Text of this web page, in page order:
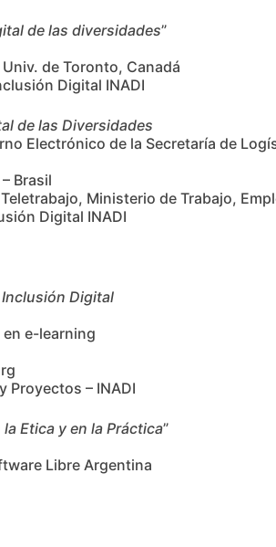
de las diversidades”
de Toronto, Canadá
Digital INADI
de las Diversidades
Electrónico de la Secretaría de
Brasil
Ministerio de Trabajo,
Digital INADI
Digital
e-learning
Proyectos – INADI
Etica y en la Práctica”
Libre Argentina